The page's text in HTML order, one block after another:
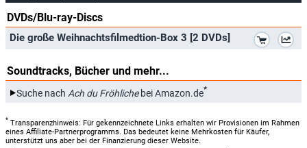
DVDs/Blu-ray-Discs
Die große Weihnachtsfilmedtion-Box 3 [2 DVDs]
Soundtracks, Bücher und mehr...
Suche nach Ach du Fröhlichebei Amazon.de*
* Transparenzhinweis: Für gekennzeichnete Links erhalten wir Provisionen im Rahmen
eines Affiliate-Partnerprogramms. Das bedeutet keine Mehrkosten für Käufer,
unterstützt uns aber bei der Finanzierung dieser Website.